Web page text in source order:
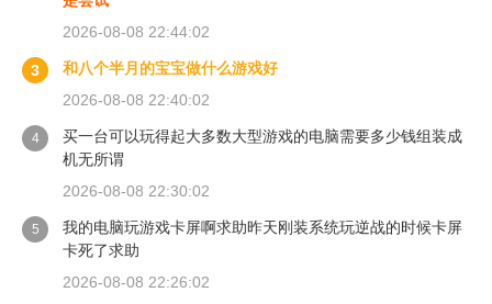
2026-08-08 22:44:02
3
和八个半月的宝宝做什么游戏好
2026-08-08 22:40:02
4
买一台可以玩得起大多数大型游戏的电脑需要多少钱组装成
机无所谓
2026-08-08 22:30:02
5
我的电脑玩游戏卡屏啊求助昨天刚装系统玩逆战的时候卡屏
卡死了求助
2026-08-08 22:26:02